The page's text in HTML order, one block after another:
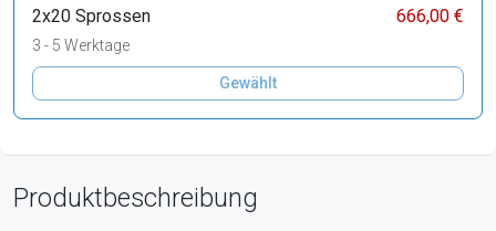
2x20 Sprossen 666,00 €
3 - 5 Werktage
Gewählt
Produktbeschreibung